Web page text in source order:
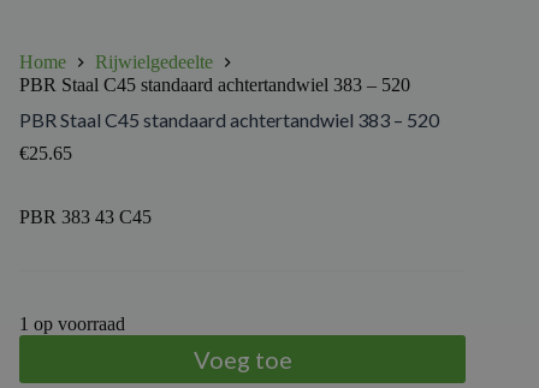
Home
Rijwielgedeelte
PBR Staal C45 standaard achtertandwiel 383 – 520
PBR Staal C45 standaard achtertandwiel 383 – 520
€25.65
PBR 383 43 C45
1 op voorraad
Voeg toe